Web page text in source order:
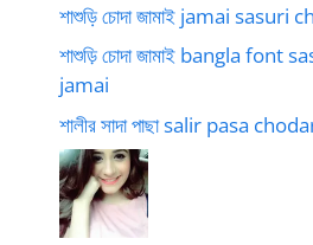
শাশুড়ি চোদা জামাই jamai
শাশুড়ি চোদা জামাই bangla font
jamai
শালীর সাদা পাছা salir pasa